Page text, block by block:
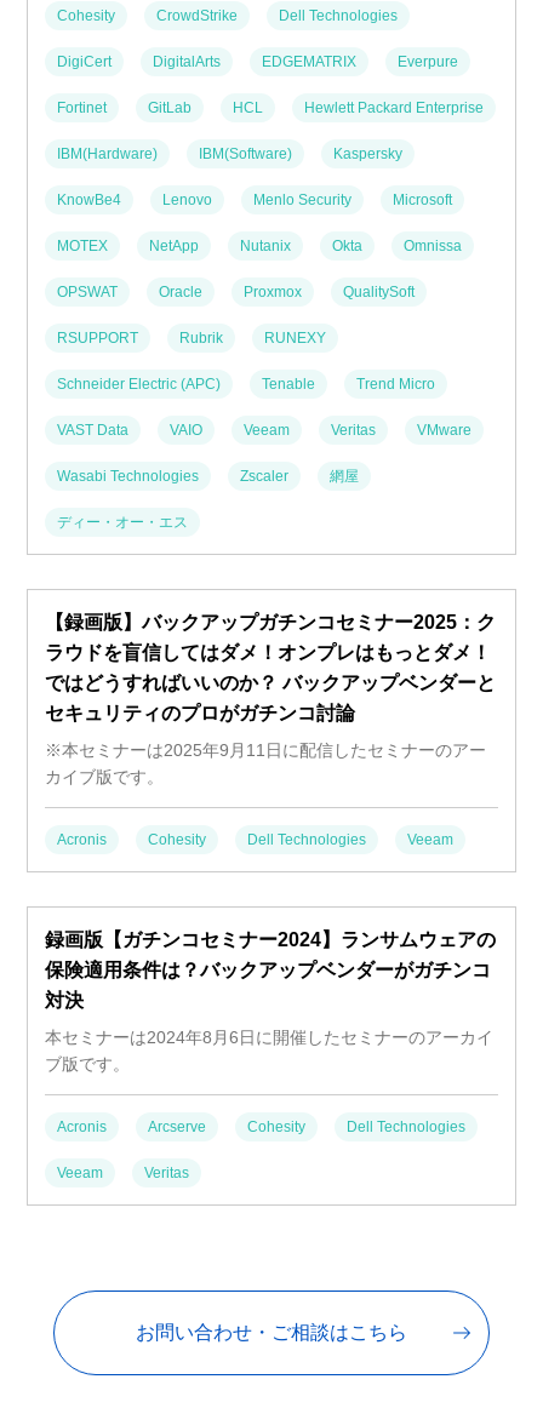
Cohesity CrowdStrike Dell Technologies
DigiCert DigitalArts EDGEMATRIX Everpure
Fortinet GitLab HCL Hewlett Packard Enterprise
IBM(Hardware) IBM(Software) Kaspersky
KnowBe4 Lenovo Menlo Security Microsoft
MOTEX NetApp Nutanix Okta Omnissa
OPSWAT Oracle Proxmox QualitySoft
RSUPPORT Rubrik RUNEXY
Schneider Electric (APC) Tenable Trend Micro
VAST Data VAIO Veeam Veritas VMware
Wasabi Technologies Zscaler 網屋
ディー・オー・エス
【録画版】バックアップガチンコセミナー2025：ク
ラウドを盲信してはダメ！オンプレはもっとダメ！
ではどうすればいいのか？ バックアップベンダーと
セキュリティのプロがガチンコ討論
※本セミナーは2025年9月11日に配信したセミナーのアー
カイブ版です。
Acronis Cohesity Dell Technologies Veeam
録画版【ガチンコセミナー2024】ランサムウェアの
保険適用条件は？バックアップベンダーがガチンコ
対決
本セミナーは2024年8月6日に開催したセミナーのアーカイ
ブ版です。
Acronis Arcserve Cohesity Dell Technologies
Veeam Veritas
お問い合わせ・ご相談はこちら